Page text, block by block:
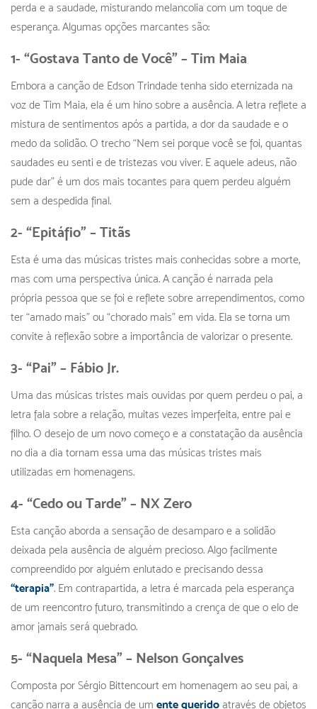
perda e a saudade, misturando melancolia com um toque de
esperança. Algumas opções marcantes são:
1- “Gostava Tanto de Você” – Tim Maia
Embora a canção de Edson Trindade tenha sido eternizada na
voz de Tim Maia, ela é um hino sobre a ausência. A letra reflete a
mistura de sentimentos após a partida, a dor da saudade e o
medo da solidão. O trecho “Nem sei porque você se foi, quantas
saudades eu senti e de tristezas vou viver. E aquele adeus, não
pude dar” é um dos mais tocantes para quem perdeu alguém
sem a despedida final.
2- “Epitáfio” – Titãs
Esta é uma das músicas tristes mais conhecidas sobre a morte,
mas com uma perspectiva única. A canção é narrada pela
própria pessoa que se foi e reflete sobre arrependimentos, como
ter “amado mais” ou “chorado mais” em vida. Ela se torna um
convite à reflexão sobre a importância de valorizar o presente.
3- “Pai” – Fábio Jr.
Uma das músicas tristes mais ouvidas por quem perdeu o pai, a
letra fala sobre a relação, muitas vezes imperfeita, entre pai e
filho. O desejo de um novo começo e a constatação da ausência
no dia a dia tornam essa uma das músicas tristes mais
utilizadas em homenagens.
4- “Cedo ou Tarde” – NX Zero
Esta canção aborda a sensação de desamparo e a solidão
deixada pela ausência de alguém precioso. Algo facilmente
compreendido por alguém enlutado e precisando dessa
“terapia”. Em contrapartida, a letra é marcada pela esperança
de um reencontro futuro, transmitindo a crença de que o elo de
amor jamais será quebrado.
5- “Naquela Mesa” – Nelson Gonçalves
Composta por Sérgio Bittencourt em homenagem ao seu pai, a
canção narra a ausência de um ente querido através de objetos